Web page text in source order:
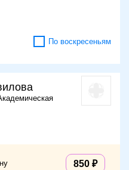
По воскресеньям
850